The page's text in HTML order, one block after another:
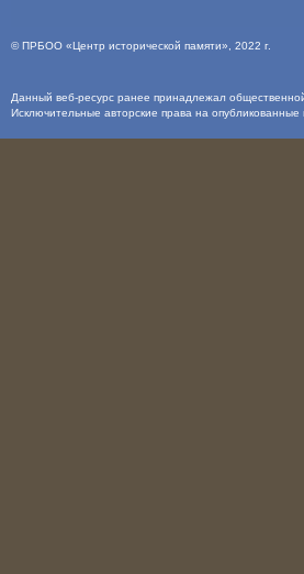
©ПРБОО «Центр исторической памяти» , 2022 г.
Данный веб-ресурс ранее принадлежал
Исключительные авторские права на